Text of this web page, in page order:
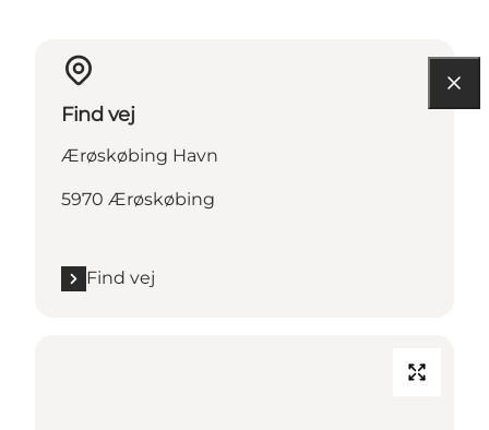
Find vej
Ærøskøbing Havn
5970 Ærøskøbing
Find vej